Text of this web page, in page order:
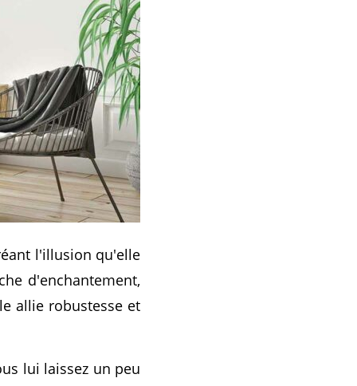
l'illusion qu'elle
d'enchantement,
allie robustesse et
lui laissez un peu